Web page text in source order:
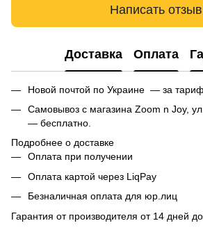
Написать отзыв
Доставка Оплата
Новой почтой по Украине — за
Самовывоз с магазина Zoom n Joy,
— бесплатно.
Подробнее о доставке
Оплата при получении
Оплата картой через LiqPay
Безналичная оплата для юр.лиц
Гарантия от производителя от 14 дней